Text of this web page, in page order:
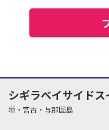
シギラベイサイド
垣・宮古・与那国島